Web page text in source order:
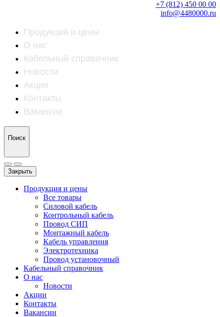
+7 (812) 450 00 00
info@4480000.ru
Продукция и цены
О нас
Кабельный справочник
Новости
Акции
Контакты
Вакансии
Поиск
Закрыть
Продукция и цены
Все товары
Силовой кабель
Контрольный кабель
Провод СИП
Монтажный кабель
Кабель управления
Электротехника
Провод установочный
Кабельный справочник
О нас
Новости
Акции
Контакты
Вакансии